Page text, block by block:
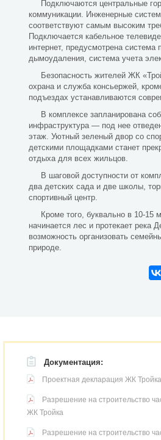
Подключаются центральные
коммуникации. Инженерные
соответствуют самым высоким
Подключается кабельное
интернет, предусмотрена система
дымоудаления, система учета
Безопасность жителей ЖК
охрана и служба консьержей,
подъездах устанавливаются
В комплексе запланирована
инфраструктура — под нее
этаж. Уютный зеленый двор со
детскими площадками станет
отдыха для всех жильцов.
В шаговой доступности от
два детских сада и две школы,
спортивный центр.
Кроме того, буквально в 10-15
начинается лес и протекает река
возможность организовать
природе.
Документация:
Проектная декларация ЖК Тройка
Разрешение на строительство
ЖК Тройка
Разрешение на строительство